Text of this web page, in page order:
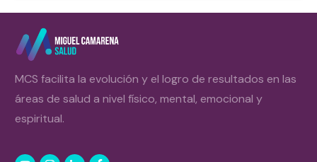
MCS facilita la evolución y el logro de resultados en las
áreas de salud a nivel físico, mental, emocional y
espiritual.